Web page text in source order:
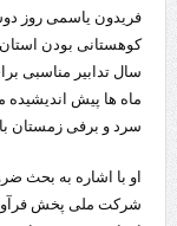
کشف ۱۱ قبضه سلاح کلت کمری توسط مرزبانان هنگ مرزی ارومیه
فریدون یاسمی روز
کوهستانی بودن
سال تدابیر مناسبی
ماه ها پیش اندیشیده
سرد و برفی زمستان
او با اشاره به بحث
شرکت ملی پخش